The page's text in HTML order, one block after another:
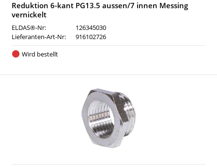
Reduktion 6-kant PG13.5 aussen/7 innen Messing
vernickelt
ELDAS®-Nr:
126345030
Lieferanten-Art-Nr:
916102726
Wird bestellt